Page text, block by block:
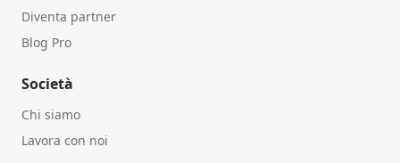
Diventa partner
Blog Pro
Società
Chi siamo
Lavora con noi